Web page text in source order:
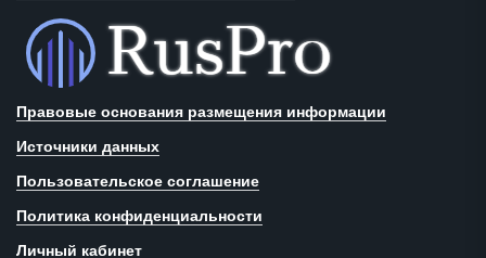
Правовые основания размещения информации
Источники данных
Пользовательское соглашение
Политика конфиденциальности
Личный кабинет